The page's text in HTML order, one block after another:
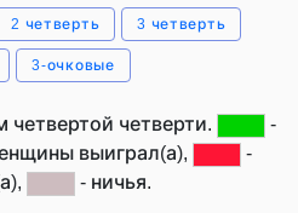
2 четверть 3 четверть
3-очковые
четвертой четверти.
-
выиграл(а),
-
- ничья.